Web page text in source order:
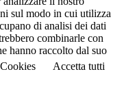
sul modo in cui utilizza
di analisi dei dati
combinarle con
hanno raccolto dal suo
Accetta tutti